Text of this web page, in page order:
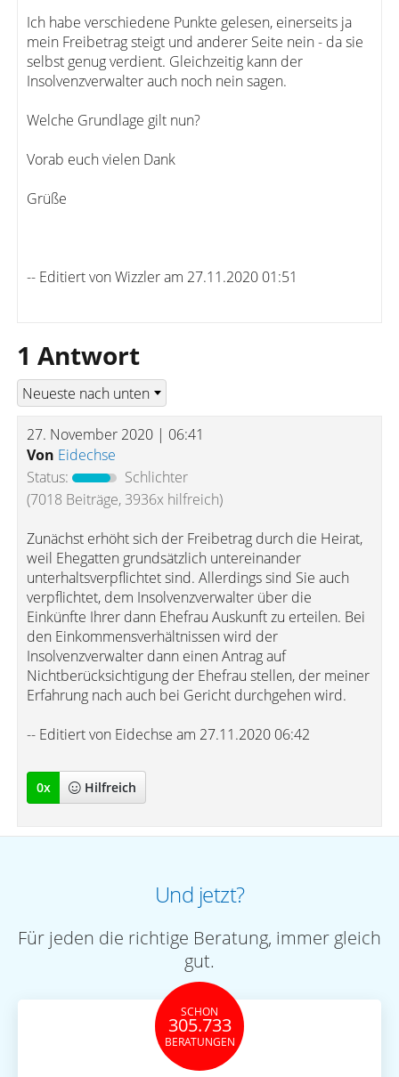
Ich habe verschiedene Punkte gelesen, einerseits ja
mein Freibetrag steigt und anderer Seite nein - da sie
selbst genug verdient. Gleichzeitig kann der
Insolvenzverwalter auch noch nein sagen.
Welche Grundlage gilt nun?
Vorab euch vielen Dank
Grüße
-- Editiert von Wizzler am 27.11.2020 01:51
1 Antwort
27. November 2020 | 06:41
Von Eidechse
Status:
Schlichter
(7018 Beiträge, 3936x hilfreich)
Zunächst erhöht sich der Freibetrag durch die Heirat,
weil Ehegatten grundsätzlich untereinander
unterhaltsverpflichtet sind. Allerdings sind Sie auch
verpflichtet, dem Insolvenzverwalter über die
Einkünfte Ihrer dann Ehefrau Auskunft zu erteilen. Bei
den Einkommensverhältnissen wird der
Insolvenzverwalter dann einen Antrag auf
Nichtberücksichtigung der Ehefrau stellen, der meiner
Erfahrung nach auch bei Gericht durchgehen wird.
-- Editiert von Eidechse am 27.11.2020 06:42
0x Hilfreich
Und jetzt?
Für jeden die richtige Beratung, immer gleich
gut.
SCHON
305.733
BERATUNGEN